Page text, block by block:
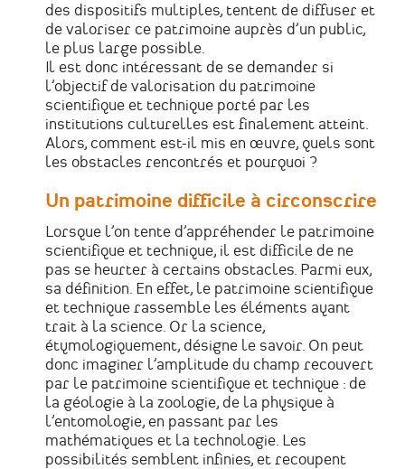
des dispositifs multiples, tentent de diffuser et
de valoriser ce patrimoine auprès d’un public,
le plus large possible.
Il est donc intéressant de se demander si
l’objectif de valorisation du patrimoine
scientifique et technique porté par les
institutions culturelles est finalement atteint.
Alors, comment est-il mis en œuvre, quels sont
les obstacles rencontrés et pourquoi ?
Un patrimoine difficile à circonscrire
Lorsque l’on tente d’appréhender le patrimoine
scientifique et technique, il est difficile de ne
pas se heurter à certains obstacles. Parmi eux,
sa définition. En effet, le patrimoine scientifique
et technique rassemble les éléments ayant
trait à la science. Or la science,
étymologiquement, désigne le savoir. On peut
donc imaginer l’amplitude du champ recouvert
par le patrimoine scientifique et technique : de
la géologie à la zoologie, de la physique à
l’entomologie, en passant par les
mathématiques et la technologie. Les
possibilités semblent infinies, et recoupent